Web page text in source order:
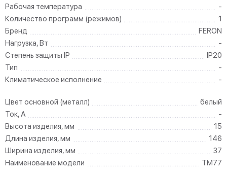
Рабочая температура
-
Количество программ (режимов)
1
Бренд
FERON
Нагрузка, Вт
-
Степень защиты IP
IP20
Тип
-
Климатическое исполнение
-
Цвет основной (металл)
белый
Ток, А
-
Высота изделия, мм
15
Длина изделия, мм
146
Ширина изделия, мм
37
Наименование модели
TM77